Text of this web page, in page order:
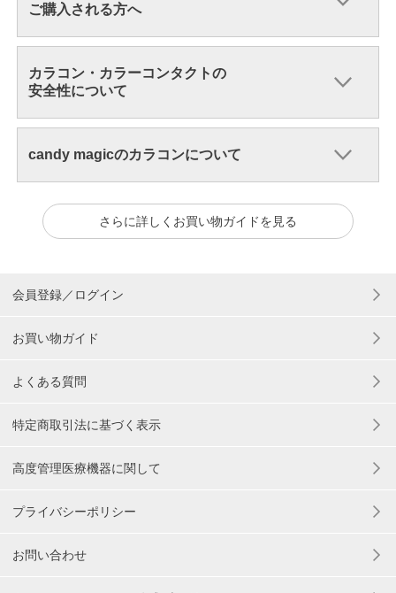
ご購入される方へ
カラコン・カラーコンタクトの
安全性について
candy magicのカラコンについて
さらに詳しくお買い物ガイドを見る
会員登録／ログイン
お買い物ガイド
よくある質問
特定商取引法に基づく表示
高度管理医療機器に関して
プライバシーポリシー
お問い合わせ